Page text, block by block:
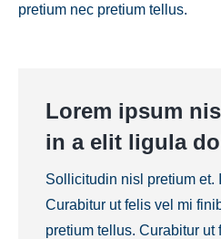
pretium nec pretium tellus.
Lorem ipsum
in a elit ligula
Sollicitudin nisl pretium et.
Curabitur ut felis vel mi
pretium tellus. Curabitur ut